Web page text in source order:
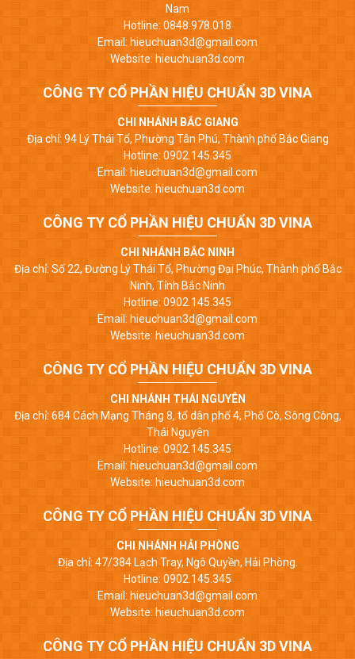
Nam
Hotline: 0848.978.018
Email: hieuchuan3d@gmail.com
Website: hieuchuan3d.com
CÔNG TY CỔ PHẦN HIỆU CHUẨN 3D VINA
CHI NHÁNH BẮC GIANG
Địa chỉ: 94 Lý Thái Tổ, Phường Tân Phú, Thành phố Bắc Giang
Hotline: 0902.145.345
Email: hieuchuan3d@gmail.com
Website: hieuchuan3d.com
CÔNG TY CỔ PHẦN HIỆU CHUẨN 3D VINA
CHI NHÁNH BẮC NINH
Địa chỉ: Số 22, Đường Lý Thái Tổ, Phường Đại Phúc, Thành phố Bắc
Ninh, Tỉnh Bắc Ninh
Hotline: 0902.145.345
Email: hieuchuan3d@gmail.com
Website: hieuchuan3d.com
CÔNG TY CỔ PHẦN HIỆU CHUẨN 3D VINA
CHI NHÁNH THÁI NGUYÊN
Địa chỉ: 684 Cách Mạng Tháng 8, tổ dân phố 4, Phố Cò, Sông Công,
Thái Nguyên
Hotline: 0902.145.345
Email: hieuchuan3d@gmail.com
Website: hieuchuan3d.com
CÔNG TY CỔ PHẦN HIỆU CHUẨN 3D VINA
CHI NHÁNH HẢI PHÒNG
Địa chỉ: 47/384 Lạch Tray, Ngô Quyền, Hải Phòng.
Hotline: 0902.145.345
Email: hieuchuan3d@gmail.com
Website: hieuchuan3d.com
CÔNG TY CỔ PHẦN HIỆU CHUẨN 3D VINA